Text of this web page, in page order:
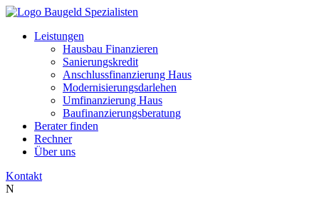
Leistungen
Hausbau Finanzieren
Sanierungskredit
Anschlussfinanzierung Haus
Modernisierungsdarlehen
Umfinanzierung Haus
Baufinanzierungsberatung
Berater finden
Rechner
Über uns
Kontakt
N